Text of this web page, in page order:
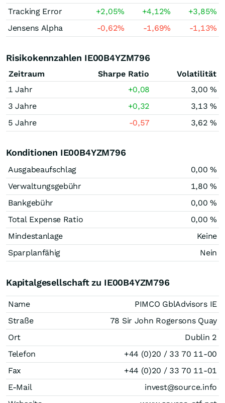
Tracking Error
+2,05% +4,12% +3,85%
Jensens Alpha
-0,62% -1,69% -1,13%
Risikokennzahlen IE00B4YZM796
Zeitraum Sharpe Ratio
Volatilität
1 Jahr
+0,08
3,00 %
3 Jahre
+0,32
3,13 %
5 Jahre
-0,57 3,62 %
Konditionen IE00B4YZM796
Ausgabeaufschlag
0,00 %
Verwaltungsgebühr
1,80 %
Bankgebühr
0,00 %
Total Expense Ratio
0,00 %
Mindestanlage
Keine
Sparplanfähig
Nein
Kapitalgesellschaft zu IE00B4YZM796
Name
PIMCO GblAdvisors IE
Straße
78 Sir John Rogersons Quay
Ort
Dublin 2
Telefon
+44 (0)20 / 33 70 11-00
Fax
+44 (0)20 / 33 70 11-01
E-Mail
invest@source.info